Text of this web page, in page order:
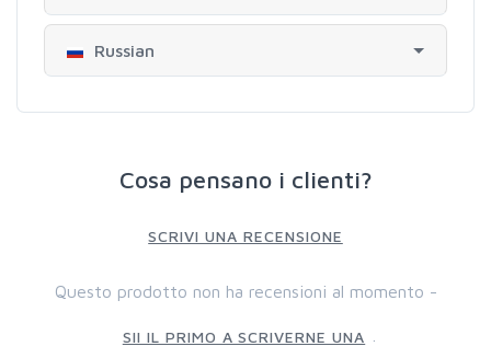
Russian
Cosa pensano i clienti?
SCRIVI UNA RECENSIONE
Questo prodotto non ha recensioni al momento -
SII IL PRIMO A SCRIVERNE UNA